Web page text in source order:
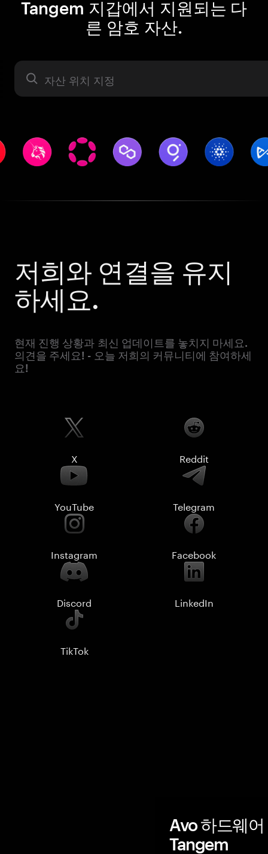
Tangem 지갑에서 지원되는 다
른 암호 자산.
자산 라벨
저희와 연결을 유지
하세요.
현재 진행 상황과 최신 업데이트를 놓치지 마세요.
의견을 주세요! - 오늘 저희의 커뮤니티에 참여하세
요!
X Reddit
YouTube Telegram
Instagram Facebook
Discord LinkedIn
TikTok
Avo 하드웨
Tangem